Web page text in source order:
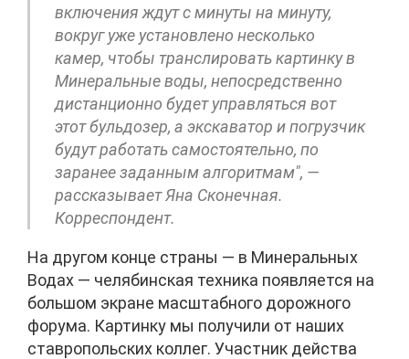
включения ждут с минуты на минуту,
вокруг уже установлено несколько
камер, чтобы транслировать картинку в
Минеральные воды, непосредственно
дистанционно будет управляться вот
этот бульдозер, а экскаватор и погрузчик
будут работать самостоятельно, по
заранее заданным алгоритмам", —
рассказывает Яна Сконечная.
Корреспондент.
На другом конце страны — в Минеральных
Водах — челябинская техника появляется на
большом экране масштабного дорожного
форума. Картинку мы получили от наших
ставропольских коллег. Участник действа